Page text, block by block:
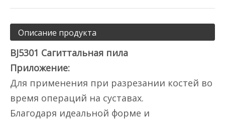
Описание продукта
BJ5301 Сагиттальная пила
Приложение:
Для применения при разрезании костей во
время операций на суставах.
Благодаря идеальной форме и